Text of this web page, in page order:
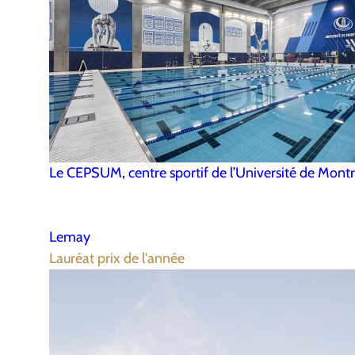
Le CEPSUM, centre sportif de l’Université de
Lemay
Lauréat prix de l'année